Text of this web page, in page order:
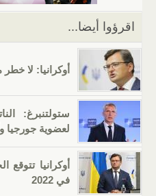
k
اقرؤوا أيضا...
أوكرانيا: لا
ستولتنبرغ:
لعضوية جورجيا
أوكرانيا
في 2022